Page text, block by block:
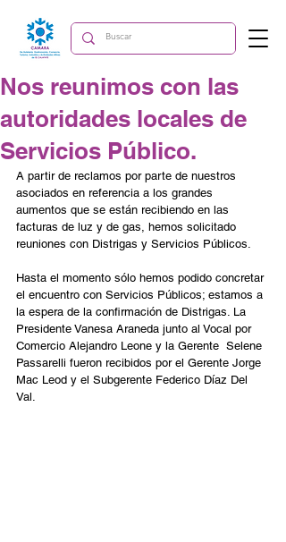
Nos reunimos con las
autoridades locales de
Servicios Público.
A partir de reclamos por parte de nuestros
asociados en referencia a los grandes
aumentos que se están recibiendo en las
facturas de luz y de gas, hemos solicitado
reuniones con Distrigas y Servicios Públicos.
Hasta el momento sólo hemos podido concretar
el encuentro con Servicios Públicos; estamos a
la espera de la confirmación de Distrigas. La
Presidente Vanesa Araneda junto al Vocal por
Comercio Alejandro Leone y la Gerente  Selene
Passarelli fueron recibidos por el Gerente Jorge
Mac Leod y el Subgerente Federico Díaz Del
Val.